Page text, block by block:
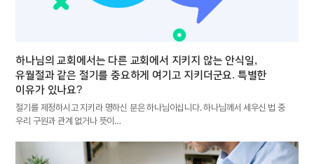
하나님의 교회에서는 다른 교회에서 지키지 않는 안식일,
유월절과 같은 절기를 중요하게 여기고 지키더군요. 특별한
이유가 있나요?
절기를 제정하시고 지키라 명하신 분은 하나님이십니다. 하나님께서 세우신 법 중
우리 구원과 관계 없거나 뜻이…